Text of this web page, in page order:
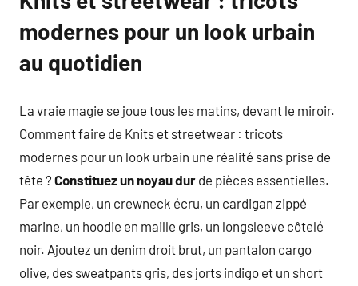
modernes pour un look urbain
au quotidien
La vraie magie se joue tous les matins, devant le miroir.
Comment faire de Knits et streetwear : tricots
modernes pour un look urbain une réalité sans prise de
tête ? Constituez un noyau dur de pièces essentielles.
Par exemple, un crewneck écru, un cardigan zippé
marine, un hoodie en maille gris, un longsleeve côtelé
noir. Ajoutez un denim droit brut, un pantalon cargo
olive, des sweatpants gris, des jorts indigo et un short